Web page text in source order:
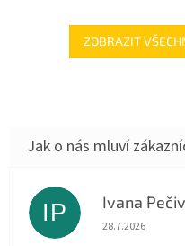
ZOBRAZIT
IP Ivana
Hodnocení
28.7.2026